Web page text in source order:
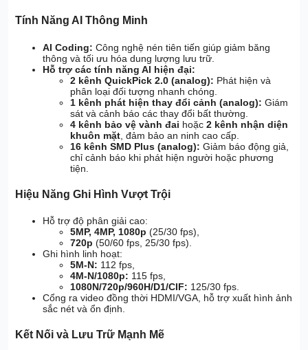
Tính Năng AI Thông Minh
AI Coding: Công nghệ nén tiên tiến giúp giảm băng
thông và tối ưu hóa dung lượng lưu trữ.
Hỗ trợ các tính năng AI hiện đại:
2 kênh QuickPick 2.0 (analog): Phát hiện và
phân loại đối tượng nhanh chóng.
1 kênh phát hiện thay đổi cảnh (analog): Giám
sát và cảnh báo các thay đổi bất thường.
4 kênh bảo vệ vành đai hoặc2 kênh nhận diện
khuôn mặt , đảm bảo an ninh cao cấp.
16 kênh SMD Plus (analog): Giảm báo động giả,
chỉ cảnh báo khi phát hiện người hoặc phương
tiện.
Hiệu Năng Ghi Hình Vượt Trội
Hỗ trợ độ phân giải cao:
5MP, 4MP, 1080p (25/30 fps),
720p (50/60 fps, 25/30 fps).
Ghi hình linh hoạt:
5M-N: 112 fps,
4M-N/1080p: 115 fps,
1080N/720p/960H/D1/CIF: 125/30 fps.
Cổng ra video đồng thời HDMI/VGA, hỗ trợ xuất hình ảnh
sắc nét và ổn định.
Kết Nối và Lưu Trữ Mạnh Mẽ